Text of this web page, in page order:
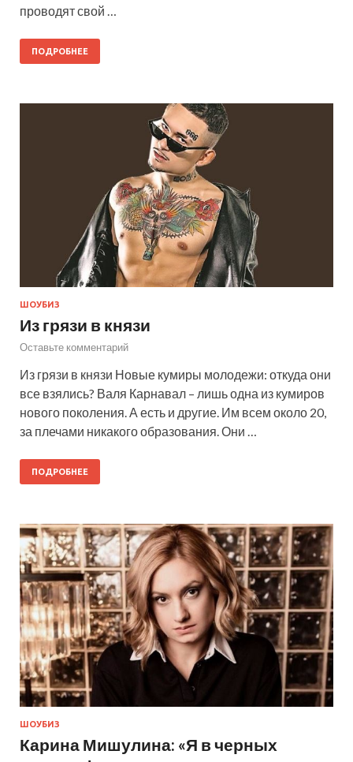
проводят свой …
ПОДРОБНЕЕ
ШОУБИЗ
Из грязи в князи
Оставьте комментарий
Из грязи в князи Новые кумиры молодежи: откуда они
все взялись? Валя Карнавал – лишь одна из кумиров
нового поколения. А есть и другие. Им всем около 20,
за плечами никакого образования. Они …
ПОДРОБНЕЕ
ШОУБИЗ
Карина Мишулина: «Я в черных